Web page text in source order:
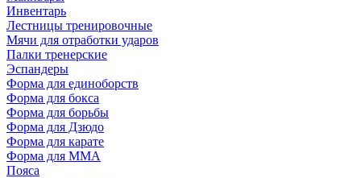
Инвентарь
Лестницы тренировочные
Мячи для отработки ударов
Палки тренерские
Эспандеры
Форма для единоборств
Форма для бокса
Форма для борьбы
Форма для Дзюдо
Форма для карате
Форма для MMA
Пояса